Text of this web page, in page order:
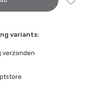
variants:
verzonden